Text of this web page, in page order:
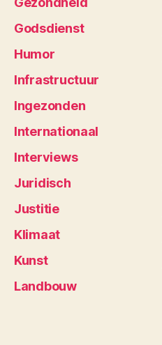
Godsdienst
Humor
Infrastructuur
Ingezonden
Internationaal
Interviews
Juridisch
Justitie
Klimaat
Kunst
Landbouw